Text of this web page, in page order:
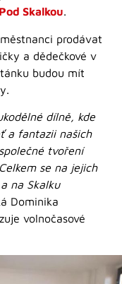
Skalkou.
prodávat
a dědečkové v
budou mít
dílně, kde
a fantazii našich
tvoření
se na jejich
na Skalku
Dominika
volnočasové